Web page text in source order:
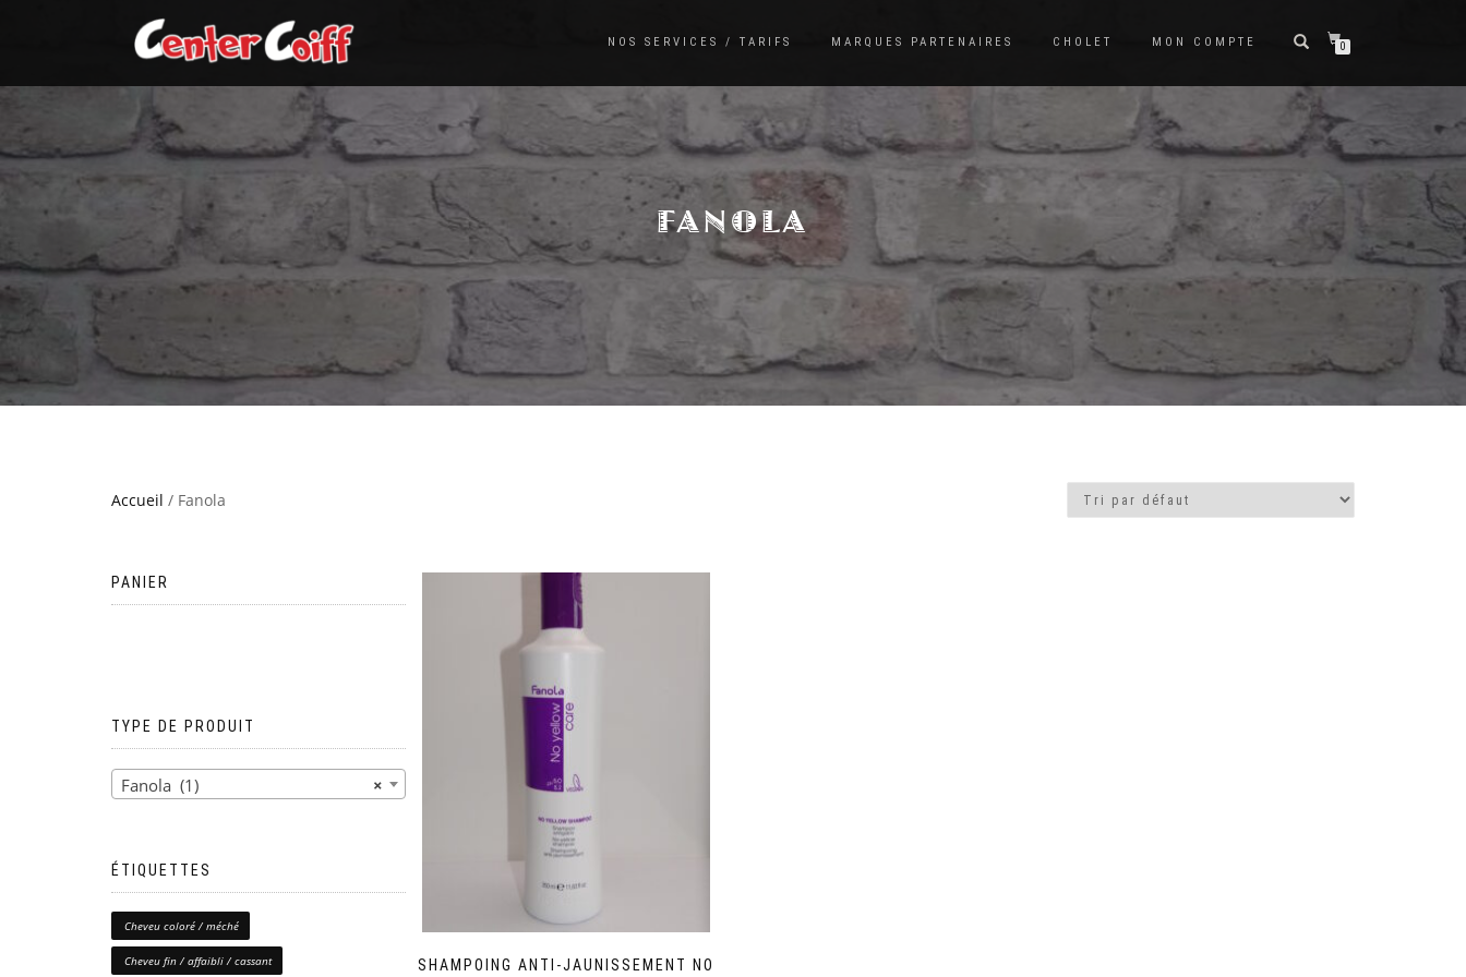
NOS SERVICES / TARIFS MARQUES PARTENAIRES CHOLET MON COMPTE 0
FANOLA
Accueil / Fanola
SHAMPOING ANTI-JAUNISSEMENT NO
PANIER
TYPE DE PRODUIT
×
Fanola (1)
ÉTIQUETTES
Cheveu coloré / méché
Cheveu fin / affaibli / cassant